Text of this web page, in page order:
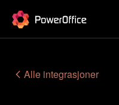
PowerOffice
Funksjoner
Alle integrasjoner